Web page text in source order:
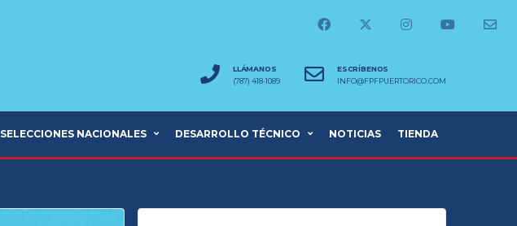
LLÁMANOS
(787) 418-1089
ESCRÍBENOS
INFO@FPFPUERTORICO.COM
SELECCIONES NACIONALES DESARROLLO TÉCNICO NOTICIAS TIENDA